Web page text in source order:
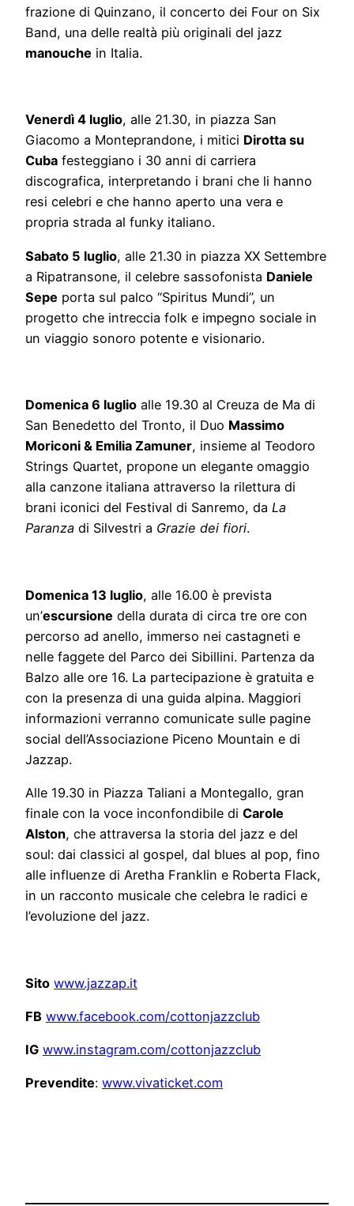
frazione di Quinzano, il concerto dei Four on Six
Band, una delle realtà più originali del jazz
manouche in Italia.
Venerdì 4 luglio, alle 21.30, in piazza San
Giacomo a Monteprandone, i mitici Dirotta su
Cuba festeggiano i 30 anni di carriera
discografica, interpretando i brani che li hanno
resi celebri e che hanno aperto una vera e
propria strada al funky italiano.
Sabato 5 luglio, alle 21.30 in piazza XX Settembre
a Ripatransone, il celebre sassofonista Daniele
Sepe porta sul palco “Spiritus Mundi”, un
progetto che intreccia folk e impegno sociale in
un viaggio sonoro potente e visionario.
Domenica 6 luglio alle 19.30 al Creuza de Ma di
San Benedetto del Tronto, il Duo Massimo
Moriconi & Emilia Zamuner, insieme al Teodoro
Strings Quartet, propone un elegante omaggio
alla canzone italiana attraverso la rilettura di
brani iconici del Festival di Sanremo, da La
Paranza di Silvestri a Grazie dei fiori.
Domenica 13 luglio, alle 16.00 è prevista
un’escursione della durata di circa tre ore con
percorso ad anello, immerso nei castagneti e
nelle faggete del Parco dei Sibillini. Partenza da
Balzo alle ore 16. La partecipazione è gratuita e
con la presenza di una guida alpina. Maggiori
informazioni verranno comunicate sulle pagine
social dell’Associazione Piceno Mountain e di
Jazzap.
Alle 19.30 in Piazza Taliani a Montegallo, gran
finale con la voce inconfondibile di Carole
Alston, che attraversa la storia del jazz e del
soul: dai classici al gospel, dal blues al pop, fino
alle influenze di Aretha Franklin e Roberta Flack,
in un racconto musicale che celebra le radici e
l’evoluzione del jazz.
Sito www.jazzap.it
FB www.facebook.com/cottonjazzclub
IG www.instagram.com/cottonjazzclub
Prevendite: www.vivaticket.com